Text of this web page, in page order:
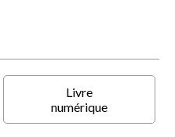
Dieu, à moins que ce ne
de deux êtres que tout
nous entraîne au coeur
Livre
numérique